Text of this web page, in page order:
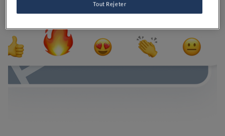
Tout Rejeter